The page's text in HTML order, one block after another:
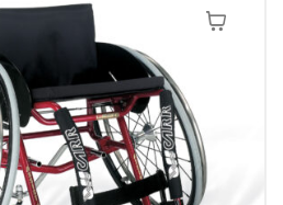
Přidat Do